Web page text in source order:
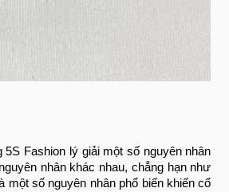
5S Fashion lý giải một số nguyên nhân
nhân khác nhau, chẳng hạn như
số nguyên nhân phổ biến khiến cổ